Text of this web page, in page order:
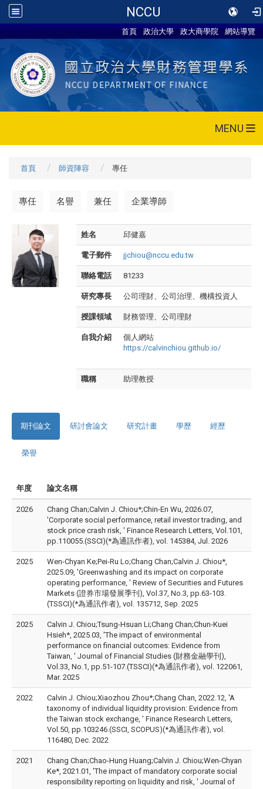
NCCU
首頁 政治大學 政大商學院 網站導覽
MENU
首頁 師資陣容 專任
專任 名譽 兼任 企業導師
姓名 邱健嘉
電子郵件 jjchiou@nccu.edu.tw
聯絡電話 81233
研究專長 公司理財、公司治理、機構投資人
授課領域 財務管理、公司理財
自我介紹
個人網站
https://calvinchiou.github.io/
職稱 助理教授
期刊論文 研討會論文 研究計畫 學歷 經歷
榮譽
年度 論文名稱
2026
Chang Chan;Calvin J. Chiou*;Chin-En Wu, 2026.07,
'Corporate social performance, retail investor trading, and
stock price crash risk, ' Finance Research Letters, Vol.101,
pp.110055.(SSCI)(*為通訊作者), vol. 145384, Jul. 2026
2025
Wen-Chyan Ke;Pei-Ru Lo;Chang Chan;Calvin J. Chiou*,
2025.09, 'Greenwashing and its impact on corporate
operating performance, ' Review of Securities and Futures
Markets (證券市場發展季刊), Vol.37, No.3, pp.63-103.
(TSSCI)(*為通訊作者), vol. 135712, Sep. 2025
2025
Calvin J. Chiou;Tsung-Hsuan Li;Chang Chan;Chun-Kuei
Hsieh*, 2025.03, 'The impact of environmental
performance on financial outcomes: Evidence from
Taiwan, ' Journal of Financial Studies (財務金融學刊),
Vol.33, No.1, pp.51-107.(TSSCI)(*為通訊作者), vol. 122061,
Mar. 2025
2022
Calvin J. Chiou;Xiaozhou Zhou*;Chang Chan, 2022.12, 'A
taxonomy of individual liquidity provision: Evidence from
the Taiwan stock exchange, ' Finance Research Letters,
Vol.50, pp.103246.(SSCI, SCOPUS)(*為通訊作者), vol.
116480, Dec. 2022
2021
Chang Chan;Chao-Hung Huang;Calvin J. Chiou;Wen-Chyan
Ke*, 2021.01, 'The impact of mandatory corporate social
responsibility reporting on liquidity and risk, ' Journal of